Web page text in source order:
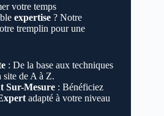
votre temps
expertise ? Notre
tremplin pour une
: De la base aux techniques
site de A à Z.
Sur-Mesure : Bénéficiez
adapté à votre niveau